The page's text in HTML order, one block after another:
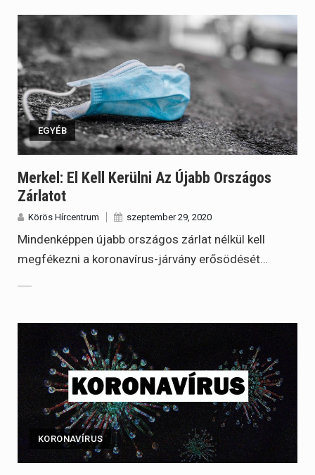
EGYÉB
Merkel: El Kell Kerülni Az Újabb Országos
Zárlatot
Körös Hírcentrum szeptember 29, 2020
Mindenképpen újabb országos zárlat nélkül kell
megfékezni a koronavírus-járvány erősödését…
KORONAVÍRUS